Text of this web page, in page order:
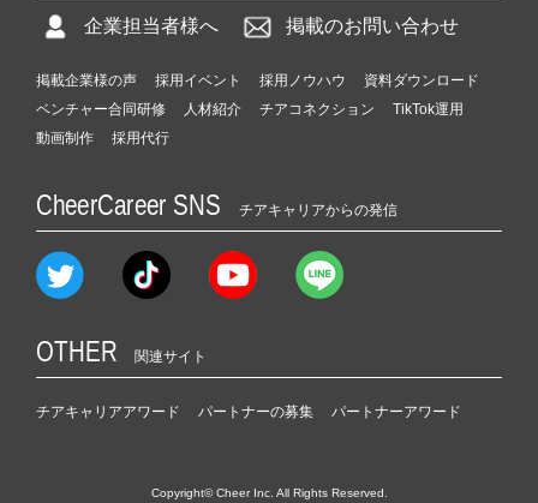
企業担当者様へ 掲載のお問い合わせ
掲載企業様の声 採用イベント 採用ノウハウ
資料ダウンロード
ベンチャー合同研修
人材紹介 チアコネクション
TikTok運用
動画制作
採用代行
CheerCareer SNS チアキャリアからの発信
OTHER 関連サイト
チアキャリアアワード パートナーの募集 パートナーアワード
Copyright© Cheer Inc. All Rights Reserved.